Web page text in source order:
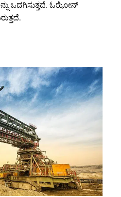
ಒದಗಿಸುತ್ತದೆ. ಓಝೋನ್